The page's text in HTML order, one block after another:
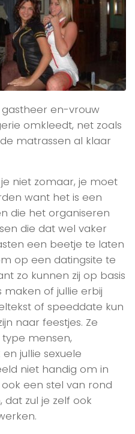
en-vrouw
omkleedt, net zoals
matrassen al klaar
niet zomaar, je moet
want het is een
die het organiseren
die dat wel vaker
een beetje te laten
op een datingsite te
zo kunnen zij op basis
maken of jullie erbij
of speeddate kun
naar feestjes. Ze
type mensen,
jullie sexuele
niet handig om in
een stel van rond
zul je zelf ook